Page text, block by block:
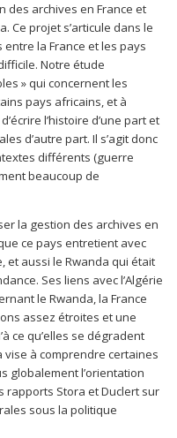
des archives en France et
Ce projet s’articule dans le
la France et les pays
Notre étude
» qui concernent les
pays africains, et à
l’histoire d’une part et
d’autre part. Il s’agit donc
différents (guerre
beaucoup de
la gestion des archives en
ce pays entretient avec
et aussi le Rwanda qui était
Ses liens avec l’Algérie
le Rwanda, la France
assez étroites et une
ce qu’elles se dégradent
vise à comprendre certaines
globalement l’orientation
rapports Stora et Duclert sur
sous la politique